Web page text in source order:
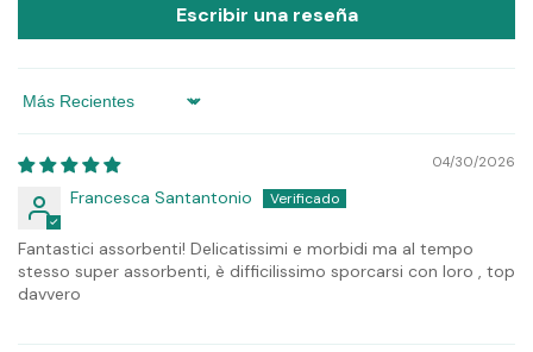
Escribir una reseña
Sort by
04/30/2026
Francesca Santantonio
Fantastici assorbenti! Delicatissimi e morbidi ma al tempo
stesso super assorbenti, è difficilissimo sporcarsi con loro , top
davvero